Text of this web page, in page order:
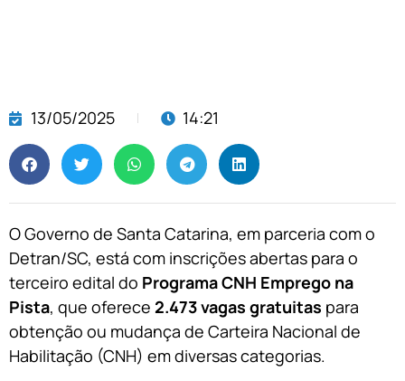
13/05/2025 14:21
O Governo de Santa Catarina, em parceria com o
Detran/SC, está com inscrições abertas para o
terceiro edital do Programa CNH Emprego na
Pista, que oferece 2.473 vagas gratuitas para
obtenção ou mudança de Carteira Nacional de
Habilitação (CNH) em diversas categorias.